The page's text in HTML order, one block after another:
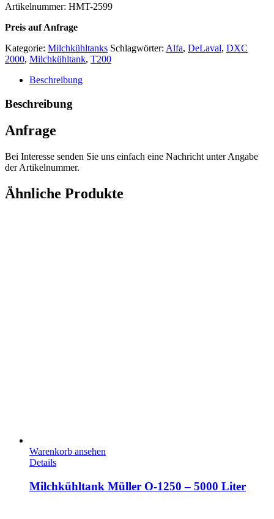
Artikelnummer: HMT-2599
Preis auf Anfrage
Kategorie: Milchkühltanks Schlagwörter: Alfa, DeLaval, DXC
2000, Milchkühltank, T200
Beschreibung
Beschreibung
Anfrage
Bei Interesse senden Sie uns einfach eine Nachricht unter Angabe
der Artikelnummer.
Ähnliche Produkte
Warenkorb ansehen
Details
Milchkühltank Müller O-1250 – 5000 Liter